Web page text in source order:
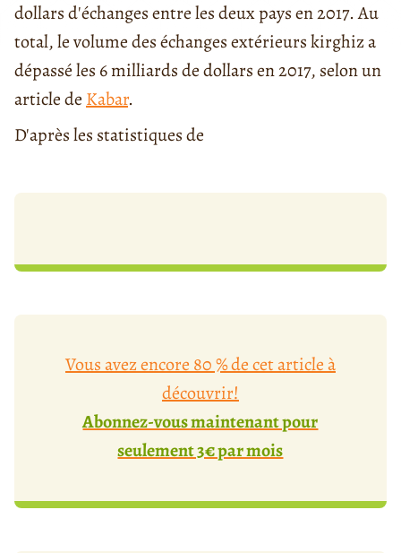
dollars d'échanges entre les deux pays en 2017. Au
total, le volume des échanges extérieurs kirghiz a
dépassé les 6 milliards de dollars en 2017, selon un
article deKabar.
D'après les statistiques de
Vous avez encore 80 % de cet article à
découvrir!
Abonnez-vous maintenant pour
seulement 3€ par mois